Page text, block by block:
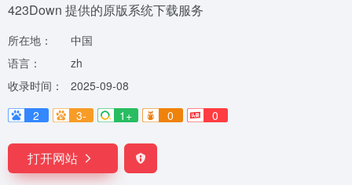
423Down 提供的原版系统下载服务
所在地：
中国
语言：
zh
收录时间：
2025-09-08
2
3- 1+ 0 0
打开网站